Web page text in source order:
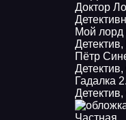
Детектив,
Детектив,
Детектив,